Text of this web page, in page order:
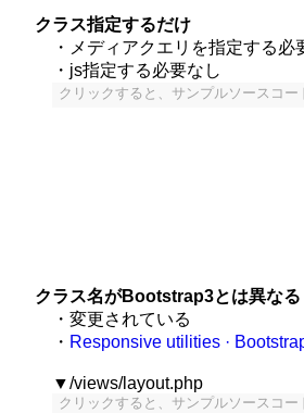
クラス指定するだけ
・メディアクエリを指定する必
・js指定する必要なし
クリックすると、サンプルソースコー
クラス名がBootstrap3とは異なる
・変更されている
・ Responsive utilities ·
▼/views/layout.php
クリックすると、サンプルソースコー